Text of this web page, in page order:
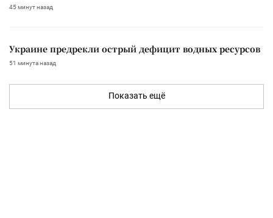
45 минут назад
Украине предрекли острый дефицит водных ресурсов
51 минута назад
Показать ещё